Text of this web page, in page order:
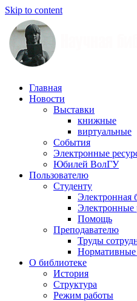
Skip to content
Научная
библиотека
Иншакова
Главная
Новости
Выставки
книжные
виртуальные
События
Электронные
Юбилей ВолГУ
Пользователю
Студенту
Электронная
Электронные
Помощь
Преподавателю
Труды
О библиотеке
История
Структура
Режим работы